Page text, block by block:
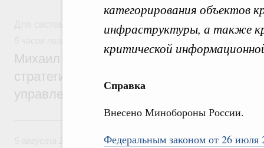
категорирования объектов
инфраструктуры, а также
критической
Справка
Внесено Минобороны России.
Федеральным законом от 26 июля
Для системного поиска перейдите в раздел "Поиск по
Михаил Мишустин дал поручения по
стратегической сессии о
управления научно-технологическим
Вчера
Вопросы производительности труда и